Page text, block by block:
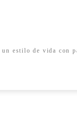
estilo de vida con